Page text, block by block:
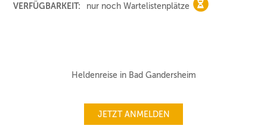
VERFÜGBARKEIT:
nur noch Wartelistenplätze nur noch
Heldenreise in Bad Gandersheim
JETZT ANMELDEN